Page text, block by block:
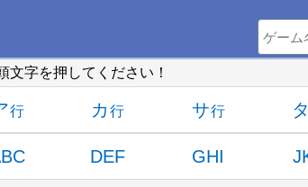
字を押してください！
カ サ タ
DEF GHI